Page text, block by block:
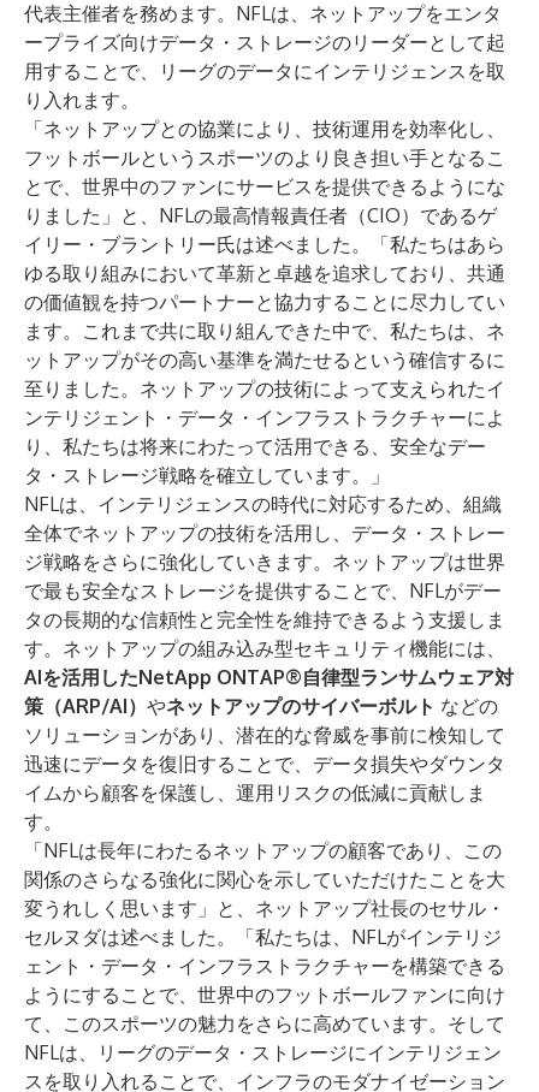
代表主催者を務めます。NFLは、ネットアップをエンタ
ープライズ向けデータ・ストレージのリーダーとして起
用することで、リーグのデータにインテリジェンスを取
り入れます。
「ネットアップとの協業により、技術運用を効率化し、
フットボールというスポーツのより良き担い手となるこ
とで、世界中のファンにサービスを提供できるようにな
りました」と、NFLの最高情報責任者（CIO）であるゲ
イリー・ブラントリー氏は述べました。「私たちはあら
ゆる取り組みにおいて革新と卓越を追求しており、共通
の価値観を持つパートナーと協力することに尽力してい
ます。これまで共に取り組んできた中で、私たちは、ネ
ットアップがその高い基準を満たせるという確信するに
至りました。ネットアップの技術によって支えられたイ
ンテリジェント・データ・インフラストラクチャーによ
り、私たちは将来にわたって活用できる、安全なデー
タ・ストレージ戦略を確立しています。」
NFLは、インテリジェンスの時代に対応するため、組織
全体でネットアップの技術を活用し、データ・ストレー
ジ戦略をさらに強化していきます。ネットアップは世界
で最も安全なストレージを提供することで、NFLがデー
タの長期的な信頼性と完全性を維持できるよう支援しま
す。ネットアップの組み込み型セキュリティ機能には、
AIを活用したNetApp ONTAP®自律型ランサムウェア対
策（ARP/AI） やネットアップのサイバーボルト などの
ソリューションがあり、潜在的な脅威を事前に検知して
迅速にデータを復旧することで、データ損失やダウンタ
イムから顧客を保護し、運用リスクの低減に貢献しま
す。
「NFLは長年にわたるネットアップの顧客であり、この
関係のさらなる強化に関心を示していただけたことを大
変うれしく思います」と、ネットアップ社長のセサル・
セルヌダは述べました。「私たちは、NFLがインテリジ
ェント・データ・インフラストラクチャーを構築できる
ようにすることで、世界中のフットボールファンに向け
て、このスポーツの魅力をさらに高めています。そして
NFLは、リーグのデータ・ストレージにインテリジェン
スを取り入れることで、インフラのモダナイゼーション